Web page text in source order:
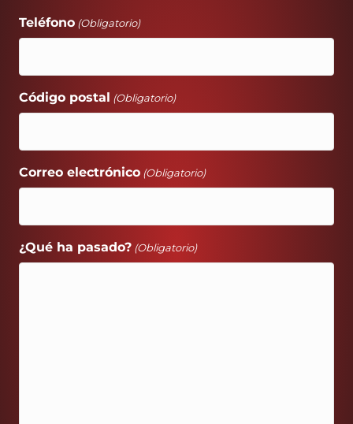
Teléfono (Obligatorio)
Código postal (Obligatorio)
Correo electrónico (Obligatorio)
¿Qué ha pasado? (Obligatorio)